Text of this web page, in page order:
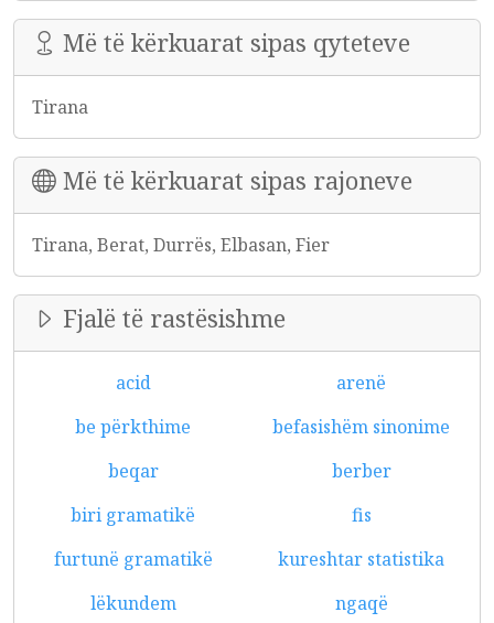
Më të kërkuarat sipas qyteteve
Tirana
Më të kërkuarat sipas rajoneve
Tirana, Berat, Durrës, Elbasan, Fier
Fjalë të rastësishme
acid
arenë
be përkthime
befasishëm sinonime
beqar
berber
biri gramatikë
fis
furtunë gramatikë
kureshtar statistika
lëkundem
ngaqë